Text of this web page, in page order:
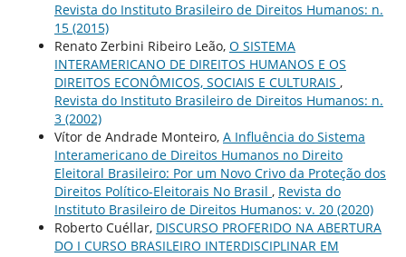
Revista do Instituto Brasileiro de Direitos Humanos: n.
15 (2015)
Renato Zerbini Ribeiro Leão, O SISTEMA
INTERAMERICANO DE DIREITOS HUMANOS E OS
DIREITOS ECONÔMICOS, SOCIAIS E CULTURAIS ,
Revista do Instituto Brasileiro de Direitos Humanos: n.
3 (2002)
Vítor de Andrade Monteiro, A Influência do Sistema
Interamericano de Direitos Humanos no Direito
Eleitoral Brasileiro: Por um Novo Crivo da Proteção dos
Direitos Político-Eleitorais No Brasil , Revista do
Instituto Brasileiro de Direitos Humanos: v. 20 (2020)
Roberto Cuéllar, DISCURSO PROFERIDO NA ABERTURA
DO I CURSO BRASILEIRO INTERDISCIPLINAR EM